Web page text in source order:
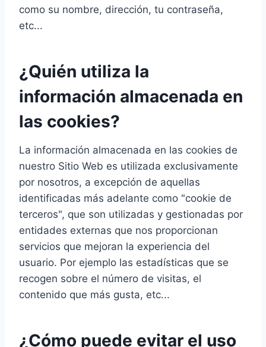
como su nombre, dirección, tu contraseña,
etc...
¿Quién utiliza la
información almacenada en
las cookies?
La información almacenada en las cookies de
nuestro Sitio Web es utilizada exclusivamente
por nosotros, a excepción de aquellas
identificadas más adelante como "cookie de
terceros", que son utilizadas y gestionadas por
entidades externas que nos proporcionan
servicios que mejoran la experiencia del
usuario. Por ejemplo las estadísticas que se
recogen sobre el número de visitas, el
contenido que más gusta, etc...
¿Cómo puede evitar el uso